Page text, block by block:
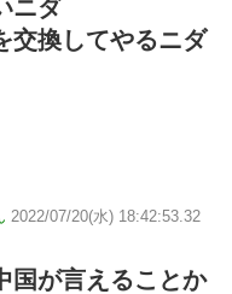
ニダ
交換してやるニダ
2022/07/20(水) 18:42:53.32
国が言えることか